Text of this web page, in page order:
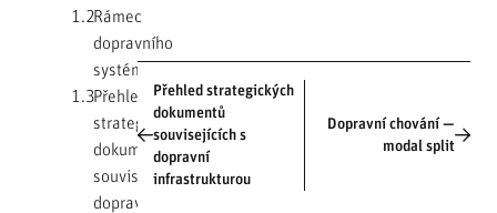
1.2Rámec
dopravního
systému
1.3Přehled
strategických
dokumentů
souvisejících s
dopravní
Přehled strategických
dokumentů
souvisejících s
dopravní
infrastrukturou
Dopravní chování —
modal split